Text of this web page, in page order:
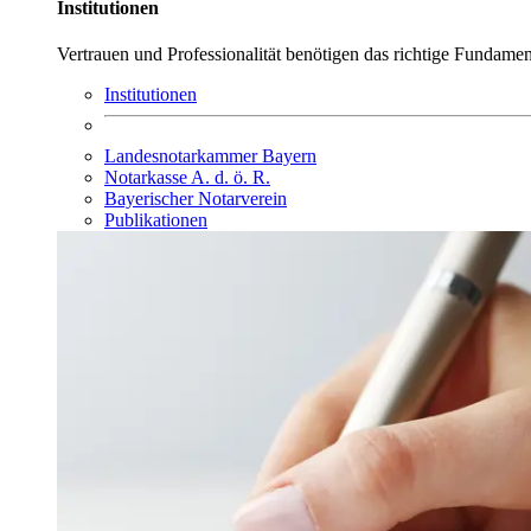
Institutionen
Vertrauen und Professionalität benötigen das richtige
Institutionen
Landesnotarkammer Bayern
Notarkasse A. d. ö. R.
Bayerischer Notarverein
Publikationen